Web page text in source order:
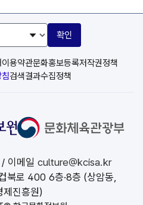
이용약관문화홍보등록저작권정책
검색결과수집정책
확인
/ 이메일 culture@kcisa.kr
북로 400 6층·8층 (상암동,
제진흥원)